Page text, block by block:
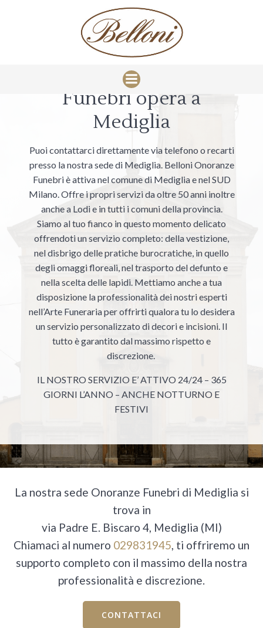
Vai
contenuto
Belloni Onoranze
Funebri opera a
Mediglia
Puoi contattarci direttamente via telefono o recarti
presso la nostra sede di Mediglia. Belloni Onoranze
Funebri è attiva nel comune di Mediglia e nel SUD
Milano. Offre i propri servizi da oltre 50 anni inoltre
anche a Lodi e in tutti i comuni della provincia.
Siamo al tuo fianco in questo momento delicato
offrendoti un servizio completo: della vestizione,
nel disbrigo delle pratiche burocratiche, in quello
degli omaggi floreali, nel trasporto del defunto e
nella scelta delle lapidi. Mettiamo anche a tua
disposizione la professionalità dei nostri esperti
nell’Arte Funeraria per offrirti qualora tu lo desidera
un servizio personalizzato di decori e incisioni. Il
tutto è garantito dal massimo rispetto e
discrezione.
IL NOSTRO SERVIZIO E’ ATTIVO 24/24 – 365
GIORNI L’ANNO – ANCHE NOTTURNO E
FESTIVI
La nostra sede Onoranze Funebri di Mediglia si
trova in
via Padre E. Biscaro 4, Mediglia (MI)
Chiamaci al numero 029831945, ti offriremo un
supporto completo con il massimo della nostra
professionalità e discrezione.
CONTATTACI